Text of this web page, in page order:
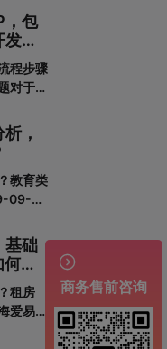
面上的
了更好
家开始
。返利
在网络
，包
流
程步骤
对于我
多没有
就比较
的流程
一起看
程包含
，
教育类
09-
化、信
教育春
至
达
中，手
基础
划
租房
爱易租

商务售前咨询